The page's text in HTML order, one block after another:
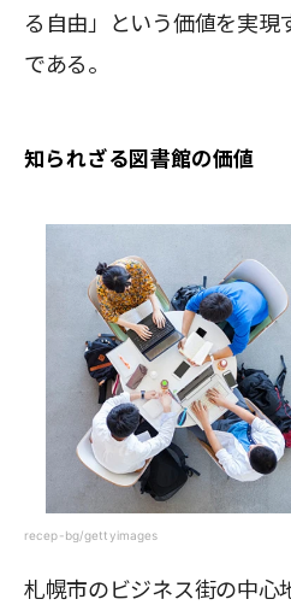
る自由」という価値を実現
である。
知られざる図書館の価値
recep-bg/gettyimages
札幌市のビジネス街の中心